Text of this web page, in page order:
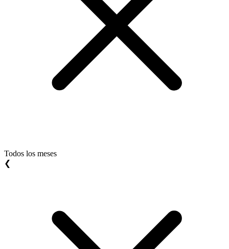
Todos los meses
❮